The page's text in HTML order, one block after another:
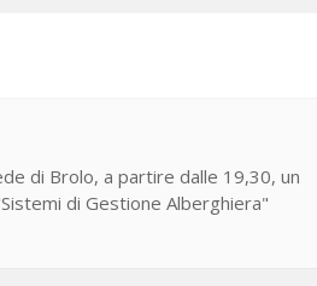
di Brolo, a partire dalle 19,30, un
di Gestione Alberghiera"